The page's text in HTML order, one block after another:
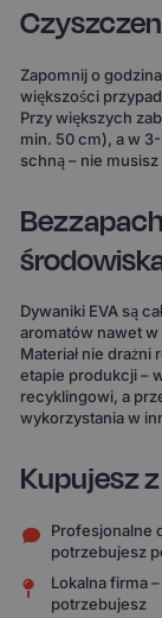
Zapomnij o
większości
Przy większych
min. 50 cm), a w
schną – nie musisz
Dywaniki EVA są
aromatów nawet w
Materiał nie
etapie produkcji –
recyklingowi, a
wykorzystania w
Kupujesz
Profesjonalne
potrzebujesz
Lokalna firma
potrzebujesz